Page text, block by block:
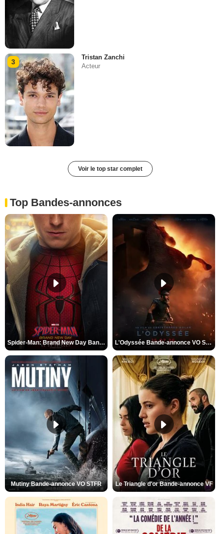
3
Tristan Zanchi
Acteur
Voir le top star complet
Top Bandes-annonces
Spider-Man: Brand New Day Bande-annonce VO STFR L'Odyssée Bande-annonce VO STFR
Mutiny Bande-annonce VO STFR Le Triangle d'or Bande-annonce VF